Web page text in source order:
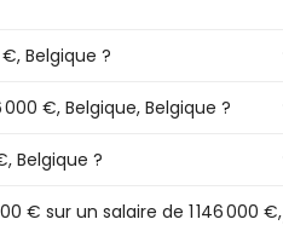
Belgique ?
€, Belgique, Belgique ?
Belgique ?
€ sur un salaire de 1 146 000 €,